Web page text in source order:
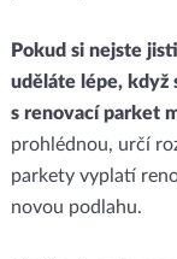
Pokud si nejste
uděláte lépe, když
s renovací parket
prohlédnou, určí
parkety vyplatí
novou podlahu.